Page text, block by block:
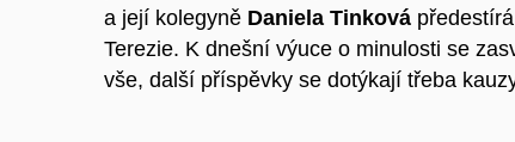
a její kolegyně Daniela Tinková
Terezie. K dnešní výuce o minulosti se
vše, další příspěvky se dotýkají třeba